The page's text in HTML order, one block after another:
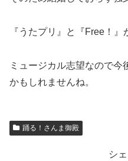
『うたプリ』と『Free！』
ミュージカル志望なので今
かもしれませんね。
踊る！さんま御殿
シ